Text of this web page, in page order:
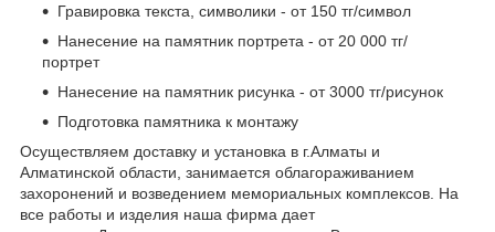
Гравировка текста, символики - от 150 тг/символ
Нанесение на памятник портрета - от 20 000 тг/
портрет
Нанесение на памятник рисунка - от 3000 тг/рисунок
Подготовка памятника к монтажу
Осуществляем доставку и установка в г.Алматы и
Алматинской области, занимается облагораживанием
захоронений и возведением мемориальных комплексов. На
все работы и изделия наша фирма дает